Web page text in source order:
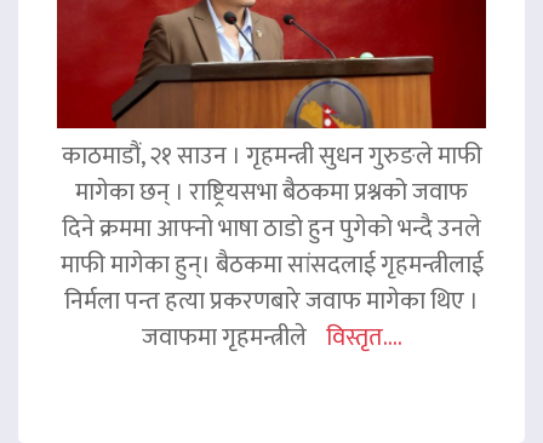
काठमाडौं, २१ साउन । गृहमन्त्री सुधन गुरुङले माफी
मागेका छन् । राष्ट्रियसभा बैठकमा प्रश्नको जवाफ
दिने क्रममा आफ्नो भाषा ठाडो हुन पुगेको भन्दै उनले
माफी मागेका हुन्। बैठकमा सांसदलाई गृहमन्त्रीलाई
निर्मला पन्त हत्या प्रकरणबारे जवाफ मागेका थिए ।
जवाफमा गृहमन्त्रीले विस्तृत....